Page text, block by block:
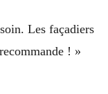
Les façadiers
! »